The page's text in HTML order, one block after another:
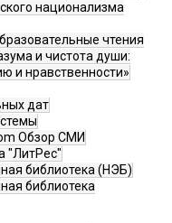
национализма
чтения
и чистота души:
и нравственности»
дат
Обзор СМИ
"ЛитРес"
библиотека (НЭБ)
библиотека